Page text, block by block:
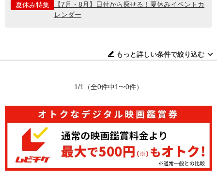
夏休み特集
【7月・8月】日付から探せる！夏休みイベントカ
レンダー
もっと詳しい条件で絞り込む
1/1 （全0件中1〜0件）